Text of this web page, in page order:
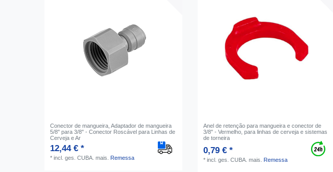
Conector de mangueira, Adaptador de mangueira
5/8" para 3/8" - Conector Roscável para Linhas de
Cerveja e Ar
12,44 € *
*incl. ges. CUBA. mais. Remessa
Anel de retenção para mangueira e conector de
3/8" - Vermelho, para linhas de cerveja e sistemas
de torneira
0,79 € *
*incl. ges. CUBA. mais. Remessa